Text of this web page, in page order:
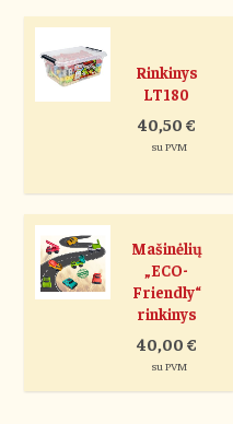
Rinkinys
LT180
40,50€
su PVM
Mašinėlių
„ECO-
Friendly“
rinkinys
40,00€
su PVM